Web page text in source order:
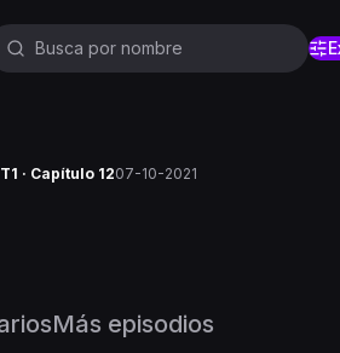
T1 · Capítulo 1207-10-2021
Más episodios